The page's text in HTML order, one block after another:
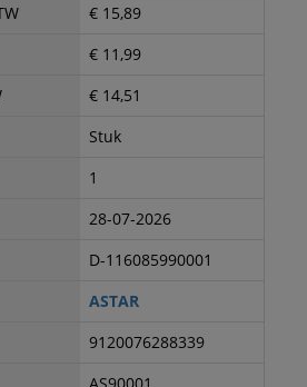
€ 15,89
€ 11,99
€ 14,51
Stuk
1
28-07-2026
D-116085990001
ASTAR
9120076288339